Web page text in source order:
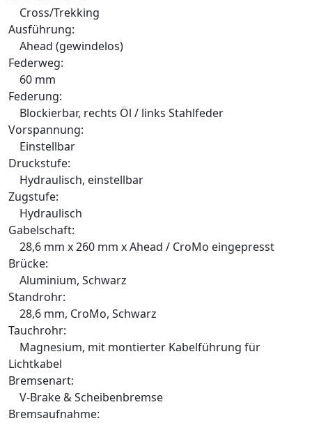
Cross/Trekking
Ausführung:
Ahead (gewindelos)
Federweg:
60 mm
Federung:
Blockierbar, rechts Öl / links Stahlfeder
Vorspannung:
Einstellbar
Druckstufe:
Hydraulisch, einstellbar
Zugstufe:
Hydraulisch
Gabelschaft:
28,6 mm x 260 mm x Ahead / CroMo eingepresst
Brücke:
Aluminium, Schwarz
Standrohr:
28,6 mm, CroMo, Schwarz
Tauchrohr:
Magnesium, mit montierter Kabelführung für
Lichtkabel
Bremsenart:
V-Brake & Scheibenbremse
Bremsaufnahme: